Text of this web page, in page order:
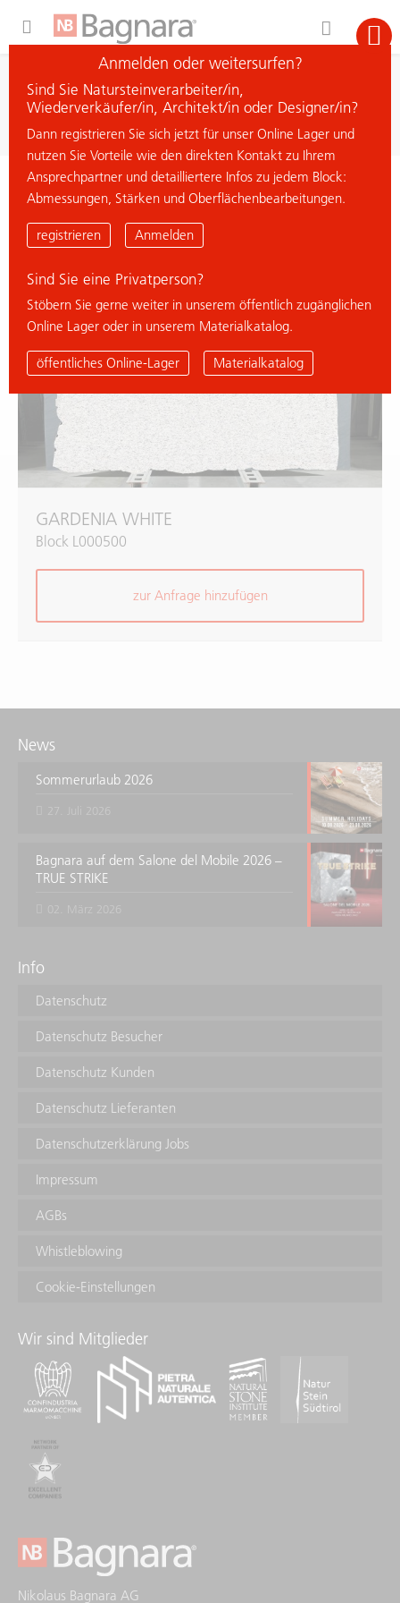
Material suchen
< zurück zur Übersicht
GARDENIA WHITE
GARDENIA WHITE
Block L000500
zur Anfrage hinzufügen
News
Sommerurlaub 2026
Bagnara auf dem Salone del Mobile 2026 –
TRUE STRIKE
Info
Datenschutz
Datenschutz Besucher
Datenschutz Kunden
Datenschutz Lieferanten
Datenschutzerklärung Jobs
Impressum
AGBs
Whistleblowing
Cookie-Einstellungen
Wir sind Mitglieder
Nikolaus Bagnara AG
Anmelden oder weitersurfen?
Sind Sie Natursteinverarbeiter/in,
Wiederverkäufer/in, Architekt/in oder Designer/in?
Dann registrieren Sie sich jetzt für unser Online Lager und
nutzen Sie Vorteile wie den direkten Kontakt zu Ihrem
Ansprechpartner und detailliertere Infos zu jedem Block:
Abmessungen, Stärken und Oberflächenbearbeitungen.
registrieren Anmelden
Sind Sie eine Privatperson?
Stöbern Sie gerne weiter in unserem öffentlich zugänglichen
Online Lager oder in unserem Materialkatalog.
öffentliches Online-Lager Materialkatalog